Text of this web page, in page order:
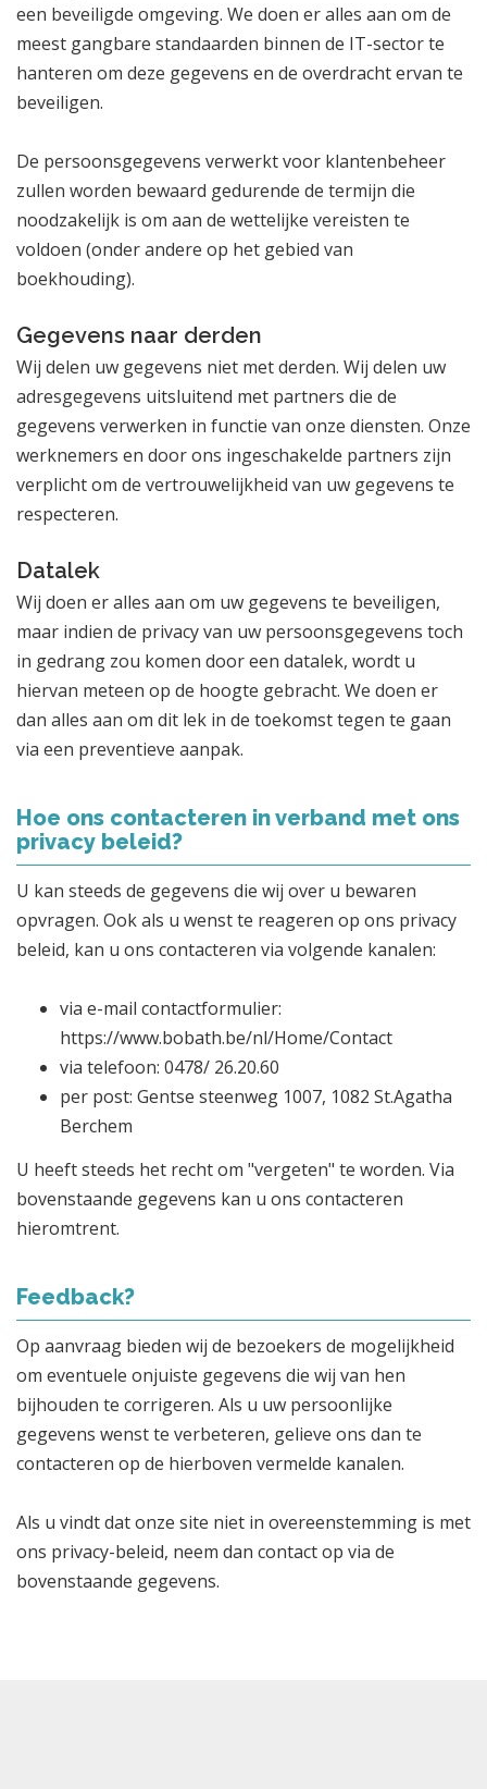
een beveiligde omgeving. We doen er alles aan om de
meest gangbare standaarden binnen de IT-sector te
hanteren om deze gegevens en de overdracht ervan te
beveiligen.
De persoonsgegevens verwerkt voor klantenbeheer
zullen worden bewaard gedurende de termijn die
noodzakelijk is om aan de wettelijke vereisten te
voldoen (onder andere op het gebied van
boekhouding).
Gegevens naar derden
Wij delen uw gegevens niet met derden. Wij delen uw
adresgegevens uitsluitend met partners die de
gegevens verwerken in functie van onze diensten. Onze
werknemers en door ons ingeschakelde partners zijn
verplicht om de vertrouwelijkheid van uw gegevens te
respecteren.
Datalek
Wij doen er alles aan om uw gegevens te beveiligen,
maar indien de privacy van uw persoonsgegevens toch
in gedrang zou komen door een datalek, wordt u
hiervan meteen op de hoogte gebracht. We doen er
dan alles aan om dit lek in de toekomst tegen te gaan
via een preventieve aanpak.
Hoe ons contacteren in verband met ons
privacy beleid?
U kan steeds de gegevens die wij over u bewaren
opvragen. Ook als u wenst te reageren op ons privacy
beleid, kan u ons contacteren via volgende kanalen:
via e-mail contactformulier:
https://www.bobath.be/nl/Home/Contact
via telefoon: 0478/ 26.20.60
per post: Gentse steenweg 1007, 1082 St.Agatha
Berchem
U heeft steeds het recht om "vergeten" te worden. Via
bovenstaande gegevens kan u ons contacteren
hieromtrent.
Feedback?
Op aanvraag bieden wij de bezoekers de mogelijkheid
om eventuele onjuiste gegevens die wij van hen
bijhouden te corrigeren. Als u uw persoonlijke
gegevens wenst te verbeteren, gelieve ons dan te
contacteren op de hierboven vermelde kanalen.
Als u vindt dat onze site niet in overeenstemming is met
ons privacy-beleid, neem dan contact op via de
bovenstaande gegevens.